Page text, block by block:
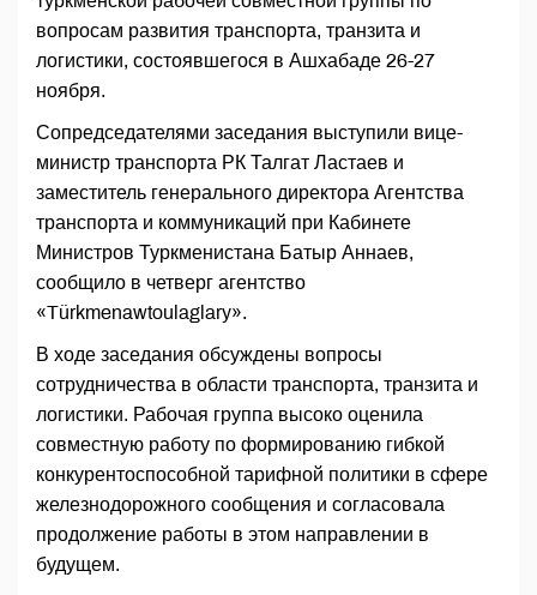
вопросам развития транспорта, транзита и
логистики, состоявшегося в Ашхабаде 26-27
ноября.
Сопредседателями заседания выступили вице-
министр транспорта РК Талгат Ластаев и
заместитель генерального директора Агентства
транспорта и коммуникаций при Кабинете
Министров Туркменистана Батыр Аннаев,
сообщило в четверг агентство
«Türkmenawtoulaglary».
В ходе заседания обсуждены вопросы
сотрудничества в области транспорта, транзита и
логистики. Рабочая группа высоко оценила
совместную работу по формированию гибкой
конкурентоспособной тарифной политики в сфере
железнодорожного сообщения и согласовала
продолжение работы в этом направлении в
будущем.